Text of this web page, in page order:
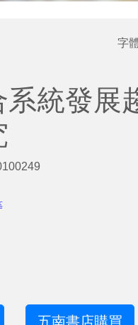
字
統發展
五南書店購買